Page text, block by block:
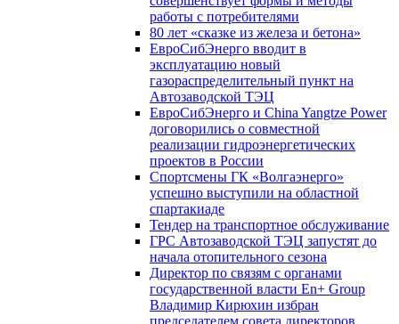
работы с потребителями
80 лет «сказке из железа и бетона»
ЕвроСибЭнерго вводит в
эксплуатацию новый
газораспределительный пункт на
Автозаводской ТЭЦ
ЕвроСибЭнерго и China Yangtze Power
договорились о совместной
реализации гидроэнергетических
проектов в России
Спортсмены ГК «Волгаэнерго»
успешно выступили на областной
спартакиаде
Тендер на транспортное обслуживание
ГРС Автозаводской ТЭЦ запустят до
начала отопительного сезона
Директор по связям с органами
государственной власти En+ Group
Владимир Кирюхин избран